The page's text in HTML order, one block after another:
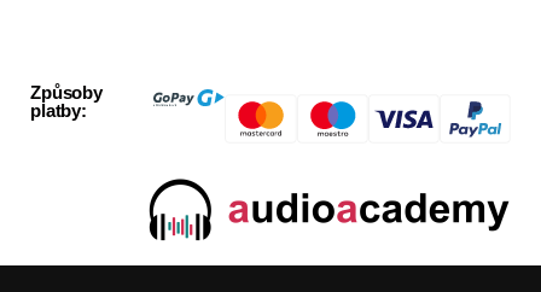
Způsoby
platby: